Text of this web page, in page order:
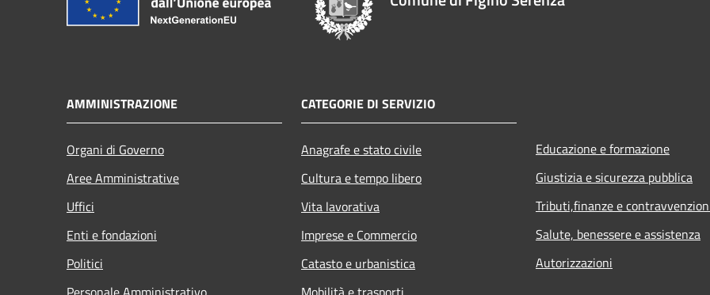
AMMINISTRAZIONE
Organi di Governo
Aree Amministrative
Uffici
Enti e fondazioni
Politici
CATEGORIE DI SERVIZIO
Anagrafe e stato civile
Cultura e tempo libero
Vita lavorativa
Imprese e Commercio
Catasto e urbanistica
Educazione e formazione
Giustizia e sicurezza pubblica
Tributi,finanze e
Salute, benessere e assistenza
Autorizzazioni